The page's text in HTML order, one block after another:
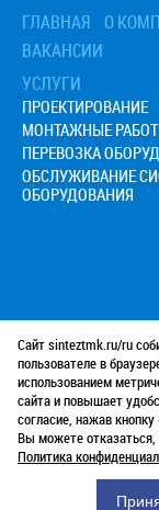
› Перевозка и
ГЛАВНАЯ О
ВАКАНСИИ
УСЛУГИ
ПРОЕКТИРОВАНИЕ
МОНТАЖНЫЕ
ПЕРЕВОЗКА
ОБСЛУЖИВАНИЕ
ОБОРУДОВАНИЯ
+7 (985)763-88-72
+7 (499)750-07-87
Режим работы с 9.00 до 19.00
info@sinteztmk.ru
Работаем в Москве и МО
Политика
ул. 1-я
Сайт sinteztmk.ru/ru
пользователе в
использованием
сайта и повышает
согласие, нажав кнопку
Вы можете отказаться,
Политика